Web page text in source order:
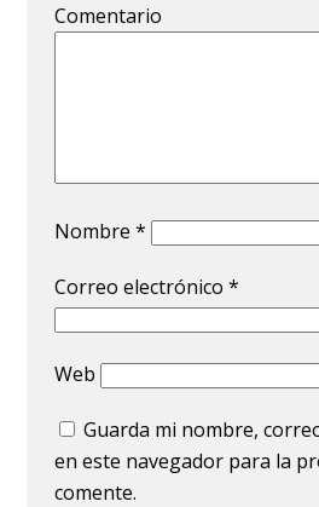
Comentario
Nombre*
Correo electrónico*
Web
Guarda mi nombre,
en este navegador para la
comente.